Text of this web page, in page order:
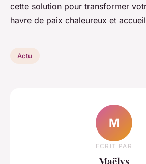
cette solution pour transformer
havre de paix chaleureux et
Actu
M
ECRIT PAR
Maëlys